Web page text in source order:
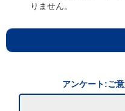
りません。
アンケート:ご